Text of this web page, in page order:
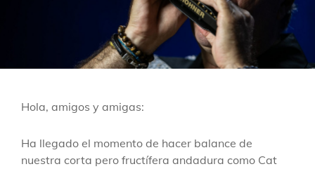
Hola, amigos y amigas:
Ha llegado el momento de hacer balance de
nuestra corta pero fructífera andadura como Cat